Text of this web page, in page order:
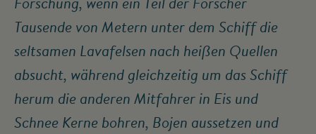
Forschung, wenn ein Teil der Forscher
Tausende von Metern unter dem Schiff die
seltsamen Lavafelsen nach heißen Quellen
absucht, während gleichzeitig um das Schiff
herum die anderen Mitfahrer in Eis und
Schnee Kerne bohren, Bojen aussetzen und